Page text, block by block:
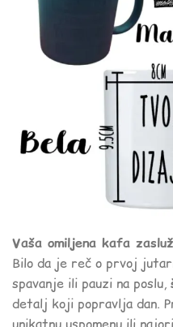
Vaša omiljena kafa
Bilo da je reč o prvoj
spavanje ili pauzi na poslu,
detalj koji popravlja dan.